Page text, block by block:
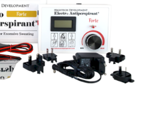
možné dlhodoboa
potenie hlavy, čela, brucha,
ďalšíchčastí tela. Záruka
nespokojnostia
svete zadarmo!